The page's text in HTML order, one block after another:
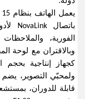
يعمل الهاتف بنظام
باتصال NovaLink
الفورية،
وبالاقتران مع لوحة
كجهاز إنتاجية
ولمحبّي التصوير، يضم